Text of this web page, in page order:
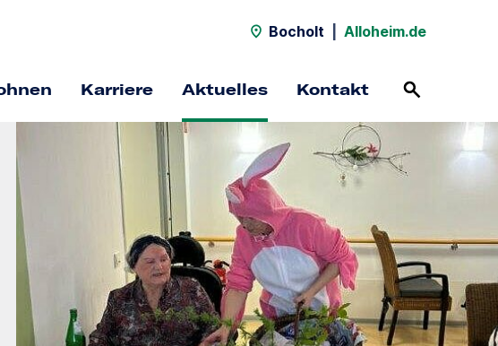
Bocholt Alloheim.de
Karriere Aktuelles Kontakt